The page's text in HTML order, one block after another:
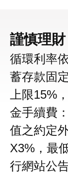
謹慎理
循環利率
蓄存款固
上限15%
金手續費
值之約定
X3%，最
行網站公告